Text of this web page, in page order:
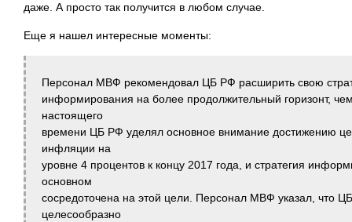
даже. А просто так получится в любом случае.
Еще я нашел интересные моменты:
Персонал МВФ рекомендовал ЦБ РФ расширить свою
информирования на более продолжительный горизонт,
настоящего
времени ЦБ РФ уделял основное внимание достижению
инфляции на
уровне 4 процентов к концу 2017 года, и стратегия
основном
сосредоточена на этой цели. Персонал МВФ указал, что
целесообразно